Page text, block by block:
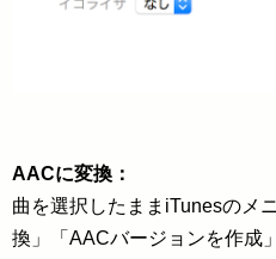
AACに変換：
曲を選択したままiTunesのメ
換」「AACバージョンを作成